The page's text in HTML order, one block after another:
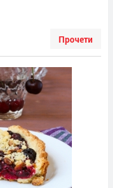
Прочети